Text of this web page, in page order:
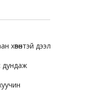
хөвөнтэй дээл
дундаж